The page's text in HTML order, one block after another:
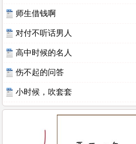
师生借钱啊
对付不听话男人
高中时候的名人
伤不起的问答
小时候，吹套套